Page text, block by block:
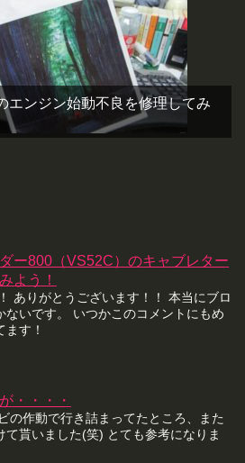
エンジン始動不良を修理してみ
ー800（VS52C）のキャブレター
よう！
ありがとうございます！！ 本当にブロ
ないです。 いつかこのコメントにもめ
す！
・・・・
の作動で行き詰まってたところ、また
て貰いました(笑) とても参考になりま